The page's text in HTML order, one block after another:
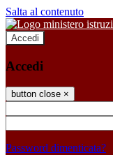
Salta al contenuto
Accedi
Accedi
button close ×
Password dimenticata?